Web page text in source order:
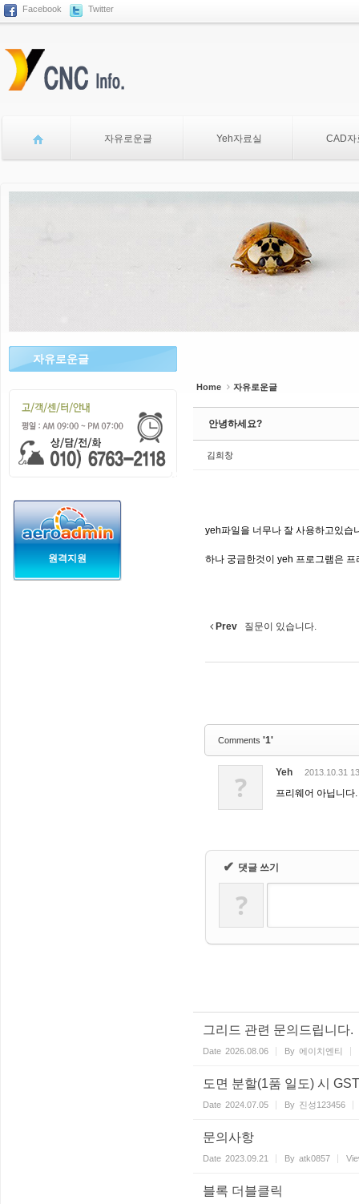
Facebook Twitter
자유로운글 Yeh자료실 CAD자
자유로운글
원격지원
Home 자유로운글
안녕하세요?
김희창
yeh파일을 너무나 잘 사용하고있습
하나 궁금한것이 yeh 프로그램은
Prev 질문이 있습니다.
Comments '1'
? Yeh 2013.10.31
프리웨어 아닙니다
✔ 댓글 쓰기
?
그리드 관련 문의드립니다.
Date 2026.08.06 By 에이치엔티
도면 분할(1품 일도) 시
Date 2024.07.05 By 진성123456
문의사항
Date 2023.09.21 By atk0857
블록 더블클릭
Sketchbook5, 스케치북5
Sketchbook5, 스케치북5